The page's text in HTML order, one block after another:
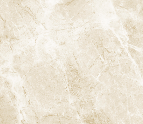
診療時間 月 火 水
9:00-13:00
● ▲
14:00-18:00
● ▲ ●
★…ご予約状況により診療を行わせて頂
※休診日：火曜（9月より月2回）・日曜・
▲…2025年9月より第2火曜日、第4火曜
す。